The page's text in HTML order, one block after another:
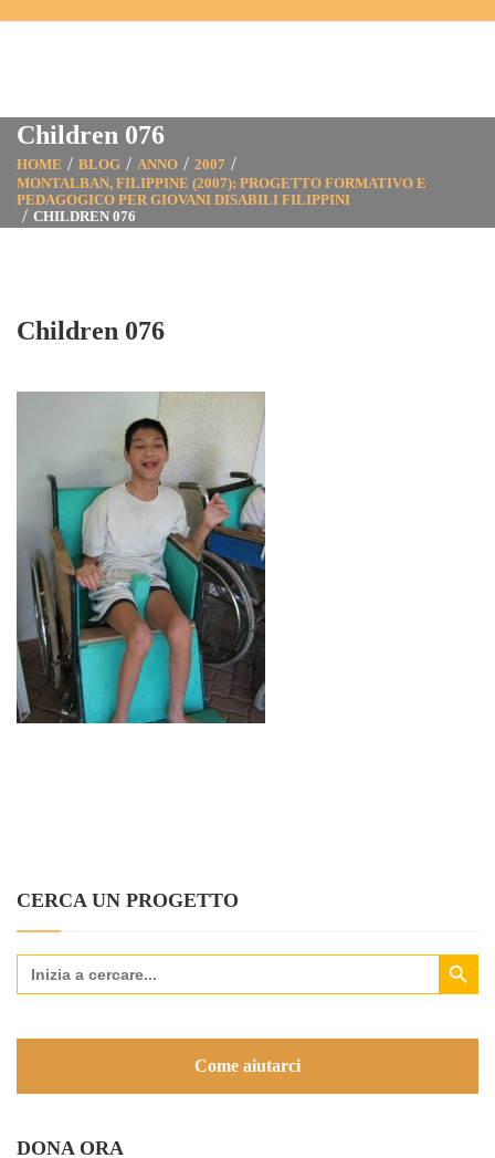
Children 076
HOME BLOG ANNO
2007
MONTALBAN, FILIPPINE (2007): PROGETTO FORMATIVO E
PEDAGOGICO PER GIOVANI DISABILI FILIPPINI
CHILDREN 076
Children 076
CERCA UN PROGETTO
Search
for:
Search Button
Come aiutarci
DONA ORA